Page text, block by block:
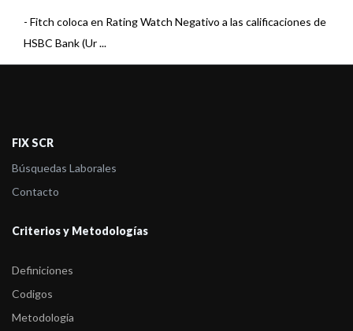
- Fitch coloca en Rating Watch Negativo a las calificaciones de
HSBC Bank (Ur ...
uruguayos
-Fitch afirma las calificaciones de HSBC Bank (Uruguay)
HSBC Bank U ...
FIX SCR
Búsquedas Laborales
Contacto
Criterios y Metodologías
Definiciones
Codigos
Metodología